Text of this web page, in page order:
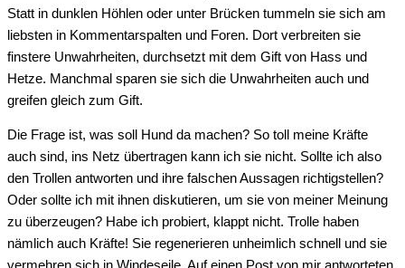
Statt in dunklen Höhlen oder unter Brücken tummeln sie sich am
liebsten in Kommentarspalten und Foren. Dort verbreiten sie
finstere Unwahrheiten, durchsetzt mit dem Gift von Hass und
Hetze. Manchmal sparen sie sich die Unwahrheiten auch und
greifen gleich zum Gift.
Die Frage ist, was soll Hund da machen? So toll meine Kräfte
auch sind, ins Netz übertragen kann ich sie nicht. Sollte ich also
den Trollen antworten und ihre falschen Aussagen richtigstellen?
Oder sollte ich mit ihnen diskutieren, um sie von meiner Meinung
zu überzeugen? Habe ich probiert, klappt nicht. Trolle haben
nämlich auch Kräfte! Sie regenerieren unheimlich schnell und sie